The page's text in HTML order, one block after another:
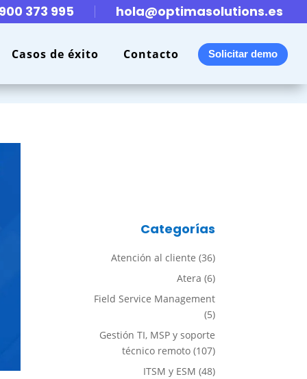
373 995 hola@optimasolutions.es
Casos de éxito Contacto Solicitar demo
Categorías
Atención al cliente (36)
Atera (6)
Field Service Management
(5)
Gestión TI, MSP y soporte
técnico remoto(107)
ITSM y ESM (48)